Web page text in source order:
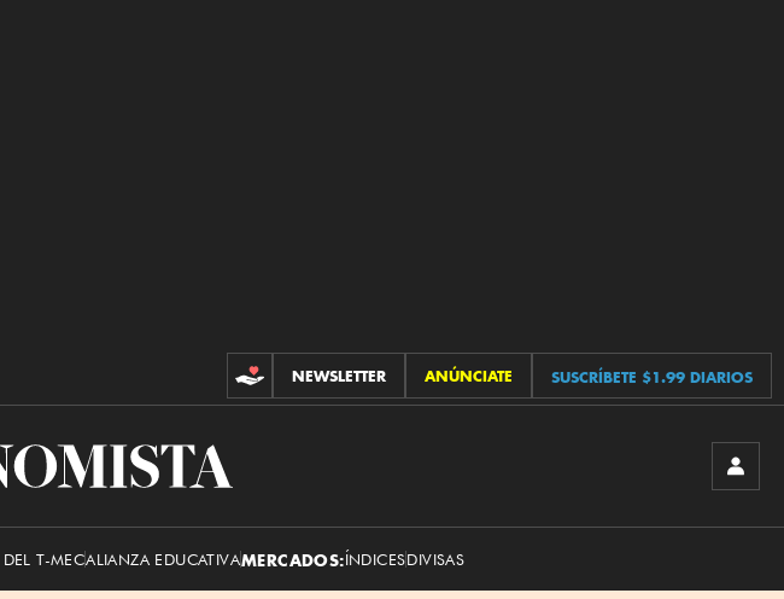
CONTRIBUCIONES
NEWSLETTER ANÚNCIATE SUSCRÍBETE $1.99 DIARIOS
T-MECALIANZA EDUCATIVAMERCADOS:ÍNDICESDIVISAS